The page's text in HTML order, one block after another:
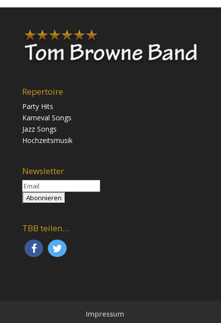
Repertoire
Party Hits
Karneval Songs
Jazz Songs
Hochzeitsmusik
Newsletter
TBB teilen…
Impressum